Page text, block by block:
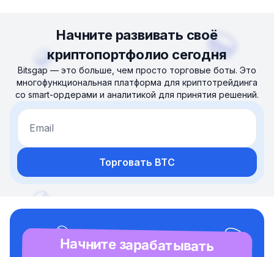
Начните развивать своё
криптопортфолио сегодня
Bitsgap — это больше, чем просто торговые боты. Это
многофункциональная платформа для криптотрейдинга
со smart-ордерами и аналитикой для принятия решений.
Email
Торговать BTC
Начните зарабатывать